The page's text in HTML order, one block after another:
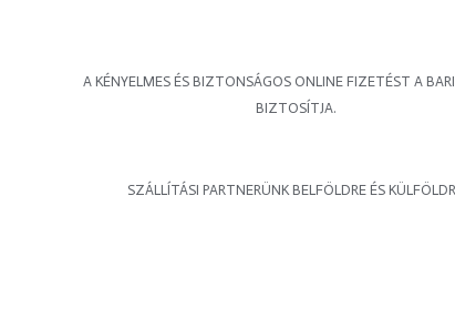
A KÉNYELMES ÉS BIZTONSÁGOS ONLINE FIZETÉST A
BIZTOSÍTJA.
SZÁLLÍTÁSI PARTNERÜNK BELFÖLDRE ÉS